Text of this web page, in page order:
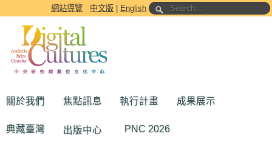
跳到主要內容區塊網站導覽 中文版 English
關於我們 焦點訊息 執行計畫 成果展示
典藏臺灣 出版中心 PNC 2026